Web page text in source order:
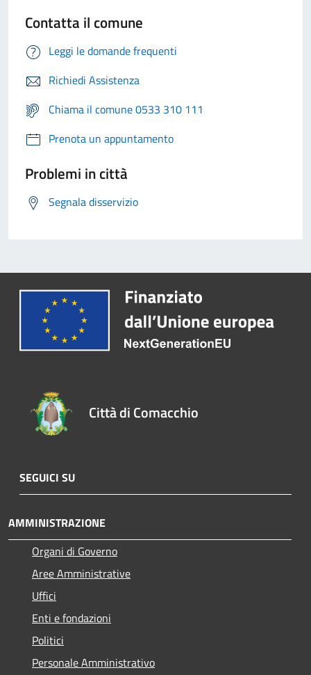
Contatta il comune
Leggi le domande frequenti
Richiedi Assistenza
Chiama il comune 0533 310 111
Prenota un appuntamento
Problemi in città
Segnala disservizio
Città di Comacchio
SEGUICI SU
AMMINISTRAZIONE
Organi di Governo
Aree Amministrative
Uffici
Enti e fondazioni
Politici
Personale Amministrativo